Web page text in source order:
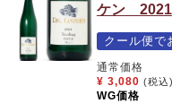
ケン 2021
クール便で
通常価格
¥ 3,080 (税込)
WG価格